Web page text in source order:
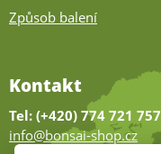
Způsob balení
Kontakt
Tel: (+420) 774 721 757
info@bonsai-shop.cz